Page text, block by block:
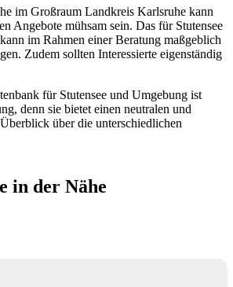
im Großraum Landkreis Karlsruhe kann
Angebote mühsam sein. Das für Stutensee
im Rahmen einer Beratung maßgeblich
Zudem sollten Interessierte eigenständig
für Stutensee und Umgebung ist
denn sie bietet einen neutralen und
über die unterschiedlichen
in der Nähe